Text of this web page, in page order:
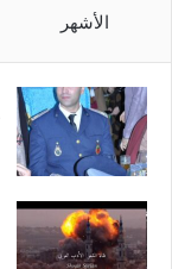
الأشهر